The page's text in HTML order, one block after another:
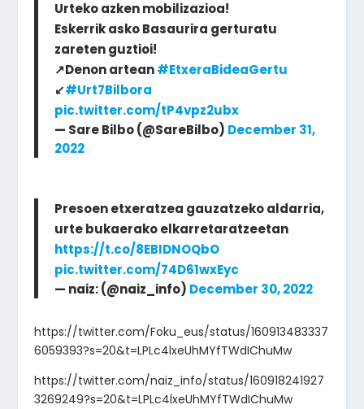
Urteko azken mobilizazioa!
Eskerrik asko Basaurira gerturatu
zareten guztioi!
↗️Denon artean#EtxeraBideaGertu
↙️#Urt7Bilbora
pic.twitter.com/tP4vpz2ubx
— Sare Bilbo (@SareBilbo) December 31,
2022
Presoen etxeratzea gauzatzeko aldarria,
urte bukaerako elkarretaratzeetan
https://t.co/8EBIDNOQbO
pic.twitter.com/74D61wxEyc
— naiz: (@naiz_info) December 30, 2022
https://twitter.com/Foku_eus/status/160913483337
6059393?s=20&t=LPLc4lxeUhMYfTWdIChuMw
https://twitter.com/naiz_info/status/160918241927
3269249?s=20&t=LPLc4lxeUhMYfTWdIChuMw